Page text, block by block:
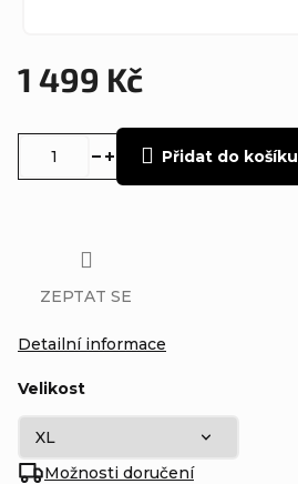
1 499 Kč
Velikost
Možnosti doručení
Přidat do košíku
Detailní informace
ZEPTAT SE